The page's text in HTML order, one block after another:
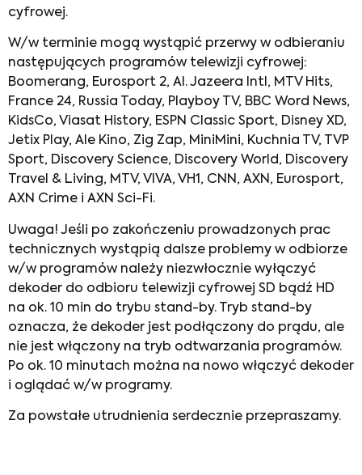
cyfrowej.
W/w terminie mogą wystąpić przerwy w odbieraniu
następujących programów telewizji cyfrowej:
Boomerang, Eurosport 2, Al. Jazeera Intl, MTV Hits,
France 24, Russia Today, Playboy TV, BBC Word News,
KidsCo, Viasat History, ESPN Classic Sport, Disney XD,
Jetix Play, Ale Kino, Zig Zap, MiniMini, Kuchnia TV, TVP
Sport, Discovery Science, Discovery World, Discovery
Travel & Living, MTV, VIVA, VH1, CNN, AXN, Eurosport,
AXN Crime i AXN Sci-Fi.
Uwaga! Jeśli po zakończeniu prowadzonych prac
technicznych wystąpią dalsze problemy w odbiorze
w/w programów należy niezwłocznie wyłączyć
dekoder do odbioru telewizji cyfrowej SD bądź HD
na ok. 10 min do trybu stand-by. Tryb stand-by
oznacza, że dekoder jest podłączony do prądu, ale
nie jest włączony na tryb odtwarzania programów.
Po ok. 10 minutach można na nowo włączyć dekoder
i oglądać w/w programy.
Za powstałe utrudnienia serdecznie przepraszamy.